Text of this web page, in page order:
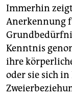
Immerhin zeigt
Anerkennung
Kenntnis
ihre
oder sie sich